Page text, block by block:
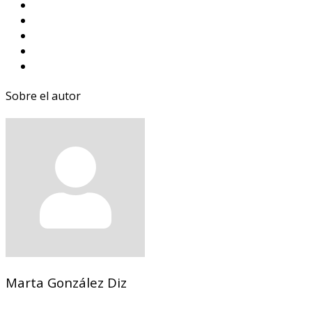
Sobre el autor
Marta González Diz